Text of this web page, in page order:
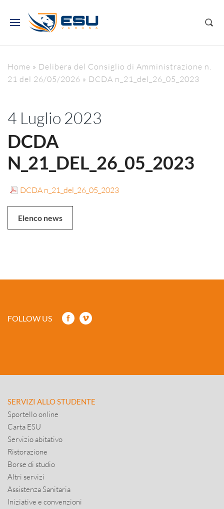
Home » Delibera del Consiglio di Amministrazione n.
21 del 26/05/2026 » DCDA n_21_del_26_05_2023
4 Luglio 2023
DCDA
N_21_DEL_26_05_2023
DCDA n_21_del_26_05_2023
Elenco news
FOLLOW US
SERVIZI ALLO STUDENTE
Sportello online
Carta ESU
Servizio abitativo
Ristorazione
Borse di studio
Altri servizi
Assistenza Sanitaria
Iniziative e convenzioni